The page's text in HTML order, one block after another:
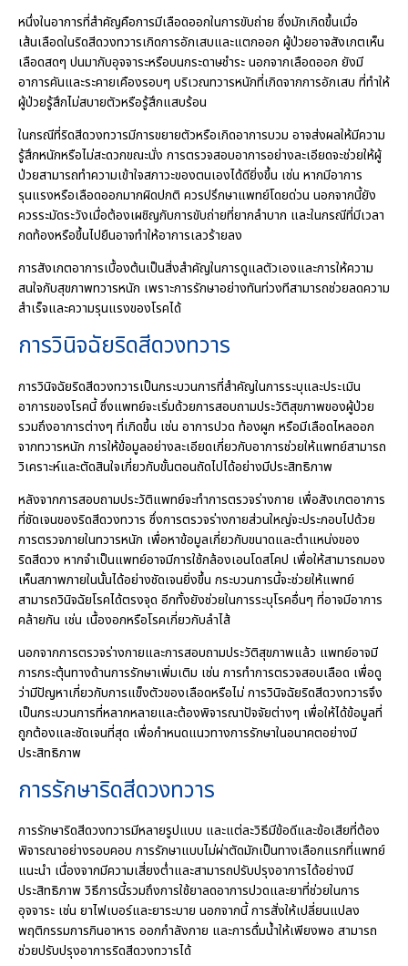
หนึ่งในอาการที่สำคัญคือการมีเลือดออกในการขับถ่าย ซึ่งมักเกิดขึ้นเมื่อ
เส้นเลือดในริดสีดวงทวารเกิดการอักเสบและแตกออก ผู้ป่วยอาจสังเกตเห็น
เลือดสดๆ ปนมากับอุจจาระหรือบนกระดาษชำระ นอกจากเลือดออก ยังมี
อาการคันและระคายเคืองรอบๆ บริเวณทวารหนักที่เกิดจากการอักเสบ ที่ทำให้
ผู้ป่วยรู้สึกไม่สบายตัวหรือรู้สึกแสบร้อน
ในกรณีที่ริดสีดวงทวารมีการขยายตัวหรือเกิดอาการบวม อาจส่งผลให้มีความ
รู้สึกหนักหรือไม่สะดวกขณะนั่ง การตรวจสอบอาการอย่างละเอียดจะช่วยให้ผู้
ป่วยสามารถทำความเข้าใจสภาวะของตนเองได้ดียิ่งขึ้น เช่น หากมีอาการ
รุนแรงหรือเลือดออกมากผิดปกติ ควรปรึกษาแพทย์โดยด่วน นอกจากนี้ยัง
ควรระมัดระวังเมื่อต้องเผชิญกับการขับถ่ายที่ยากลำบาก และในกรณีที่มีเวลา
กดท้องหรือขึ้นไปยืนอาจทำให้อาการเลวร้ายลง
การสังเกตอาการเบื้องต้นเป็นสิ่งสำคัญในการดูแลตัวเองและการให้ความ
สนใจกับสุขภาพทวารหนัก เพราะการรักษาอย่างทันท่วงทีสามารถช่วยลดความ
สำเร็จและความรุนแรงของโรคได้
การวินิจฉัยริดสีดวงทวาร
การวินิจฉัยริดสีดวงทวารเป็นกระบวนการที่สำคัญในการระบุและประเมิน
อาการของโรคนี้ ซึ่งแพทย์จะเริ่มด้วยการสอบถามประวัติสุขภาพของผู้ป่วย
รวมถึงอาการต่างๆ ที่เกิดขึ้น เช่น อาการปวด ท้องผูก หรือมีเลือดไหลออก
จากทวารหนัก การให้ข้อมูลอย่างละเอียดเกี่ยวกับอาการช่วยให้แพทย์สามารถ
วิเคราะห์และตัดสินใจเกี่ยวกับขั้นตอนถัดไปได้อย่างมีประสิทธิภาพ
หลังจากการสอบถามประวัติแพทย์จะทำการตรวจร่างกาย เพื่อสังเกตอาการ
ที่ชัดเจนของริดสีดวงทวาร ซึ่งการตรวจร่างกายส่วนใหญ่จะประกอบไปด้วย
การตรวจภายในทวารหนัก เพื่อหาข้อมูลเกี่ยวกับขนาดและตำแหน่งของ
ริดสีดวง หากจำเป็นแพทย์อาจมีการใช้กล้องเอนโดสโคป เพื่อให้สามารถมอง
เห็นสภาพภายในนั้นได้อย่างชัดเจนยิ่งขึ้น กระบวนการนี้จะช่วยให้แพทย์
สามารถวินิจฉัยโรคได้ตรงจุด อีกทั้งยังช่วยในการระบุโรคอื่นๆ ที่อาจมีอาการ
คล้ายกัน เช่น เนื้องอกหรือโรคเกี่ยวกับลำไส้
นอกจากการตรวจร่างกายและการสอบถามประวัติสุขภาพแล้ว แพทย์อาจมี
การกระตุ้นทางด้านการรักษาเพิ่มเติม เช่น การทำการตรวจสอบเลือด เพื่อดู
ว่ามีปัญหาเกี่ยวกับการแข็งตัวของเลือดหรือไม่ การวินิจฉัยริดสีดวงทวารจึง
เป็นกระบวนการที่หลากหลายและต้องพิจารณาปัจจัยต่างๆ เพื่อให้ได้ข้อมูลที่
ถูกต้องและชัดเจนที่สุด เพื่อกำหนดแนวทางการรักษาในอนาคตอย่างมี
ประสิทธิภาพ
การรักษาริดสีดวงทวาร
การรักษาริดสีดวงทวารมีหลายรูปแบบ และแต่ละวิธีมีข้อดีและข้อเสียที่ต้อง
พิจารณาอย่างรอบคอบ การรักษาแบบไม่ผ่าตัดมักเป็นทางเลือกแรกที่แพทย์
แนะนำ เนื่องจากมีความเสี่ยงต่ำและสามารถปรับปรุงอาการได้อย่างมี
ประสิทธิภาพ วิธีการนี้รวมถึงการใช้ยาลดอาการปวดและยาที่ช่วยในการ
อุจจาระ เช่น ยาไฟเบอร์และยาระบาย นอกจากนี้ การสั่งให้เปลี่ยนแปลง
พฤติกรรมการกินอาหาร ออกกำลังกาย และการดื่มน้ำให้เพียงพอ สามารถ
ช่วยปรับปรุงอาการริดสีดวงทวารได้